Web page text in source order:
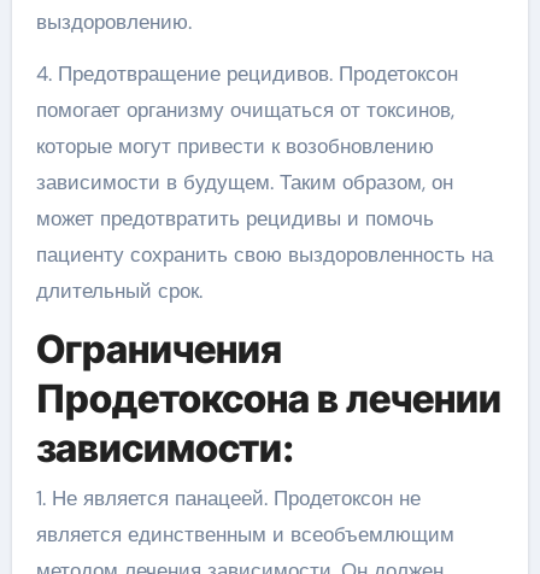
выздоровлению.
4. Предотвращение рецидивов. Продетоксон
помогает организму очищаться от токсинов,
которые могут привести к возобновлению
зависимости в будущем. Таким образом, он
может предотвратить рецидивы и помочь
пациенту сохранить свою выздоровленность на
длительный срок.
Ограничения
Продетоксона в лечении
зависимости:
1. Не является панацеей. Продетоксон не
является единственным и всеобъемлющим